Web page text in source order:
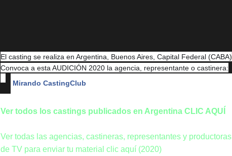
El casting se realiza en Argentina, Buenos Aires, Capital Federal (CABA)
Convoca a esta AUDICIÓN 2020 la agencia, representante o castinera:
Mirando CastingClub
Ver todos los castings publicados en Argentina CLIC AQUÍ
Ver todas las agencias, castineras, representantes y productoras
de TV para enviar tu material clic aquí (2020)